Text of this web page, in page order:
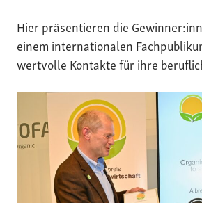
Hier präsentieren die
einem internationalen
wertvolle Kontakte für ihre